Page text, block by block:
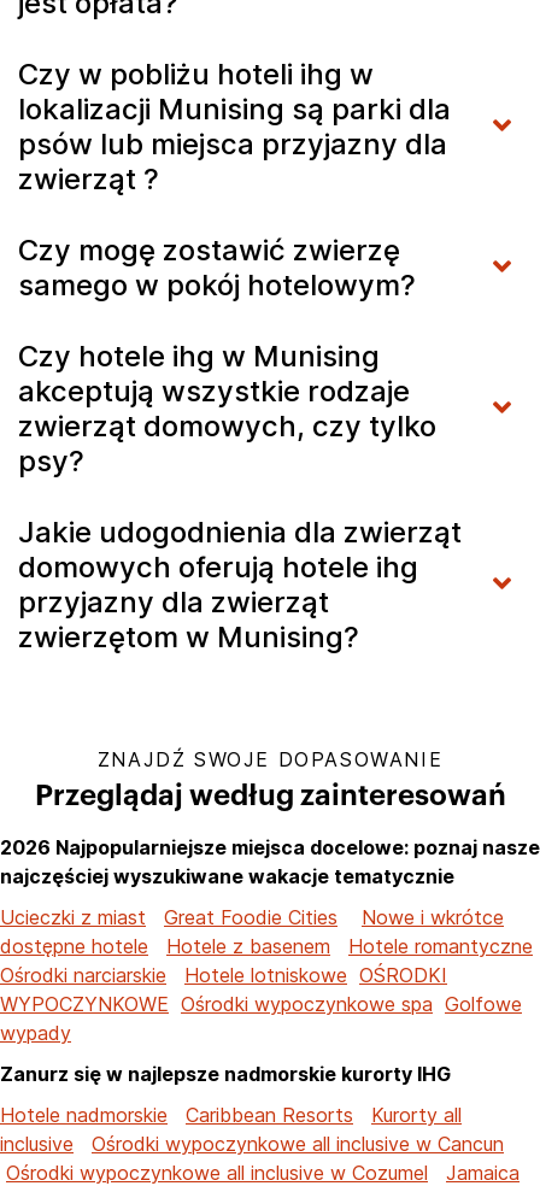
Czy w pobliżu hoteli ihg w
lokalizacji Munising są parki dla
psów lub miejsca przyjazny dla
zwierząt ?
Czy mogę zostawić zwierzę
samego w pokój hotelowym?
Czy hotele ihg w Munising
akceptują wszystkie rodzaje
zwierząt domowych, czy tylko
psy?
Jakie udogodnienia dla zwierząt
domowych oferują hotele ihg
przyjazny dla zwierząt
zwierzętom w Munising?
ZNAJDŹ SWOJE DOPASOWANIE
Przeglądaj według zainteresowań
2026 Najpopularniejsze miejsca docelowe: poznaj nasze
najczęściej wyszukiwane wakacje tematycznie
Ucieczki z miast
Great Foodie Cities
Nowe i wkrótce
dostępne hotele
Hotele z basenem
Hotele romantyczne
Ośrodki narciarskie
Hotele lotniskowe OŚRODKI
WYPOCZYNKOWE Ośrodki wypoczynkowe spa Golfowe
wypady
Zanurz się w najlepsze nadmorskie kurorty IHG
Hotele nadmorskie
Caribbean Resorts
Kurorty all
inclusive
Ośrodki wypoczynkowe all inclusive w Cancun
Ośrodki wypoczynkowe all inclusive w Cozumel
Jamaica